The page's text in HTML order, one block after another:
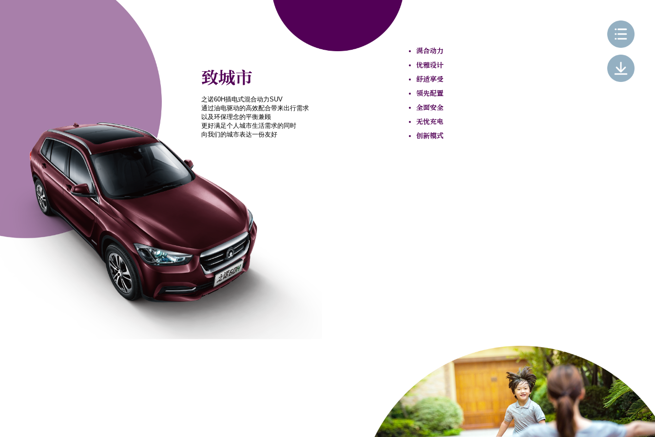
致城市
之诺60H插电式混合动力SUV
通过油电驱动的高效配合带来出行需求
以及环保理念的平衡兼顾
更好满足个人城市生活需求的同时
向我们的城市表达一份友好
混合动力
优雅设计
舒适享受
领先配置
全面安全
无忧充电
创新模式